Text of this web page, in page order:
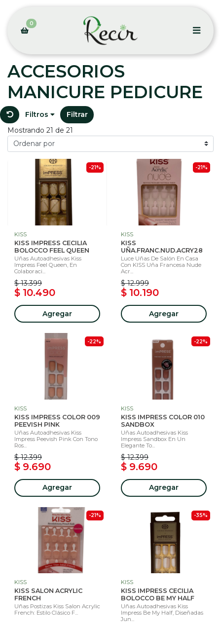
0
ACCESORIOS
MANICURE PEDICURE
Filtros
Filtrar
Mostrando 21 de 21
-21%
KISS
KISS IMPRESS CECILIA
BOLOCCO FEEL QUEEN
Uñas Autoadhesivas Kiss
Impress Feel Queen, En
Colaboraci...
$ 13.399
$ 10.490
Agregar
-21%
KISS
KISS
UÑA.FRANC.NUD.ACRY28
Luce Uñas De Salón En Casa
Con KISS Uña Francesa Nude
Acr...
$ 12.999
$ 10.190
Agregar
-22%
KISS
KISS IMPRESS COLOR 009
PEEVISH PINK
Uñas Autoadhesivas Kiss
Impress Peevish Pink Con Tono
Ros...
$ 12.399
$ 9.690
Agregar
-22%
KISS
KISS IMPRESS COLOR 010
SANDBOX
Uñas Autoadhesivas Kiss
Impress Sandbox En Un
Elegante To...
$ 12.399
$ 9.690
Agregar
-21%
KISS
KISS SALON ACRYLIC
FRENCH
Uñas Postizas Kiss Salon Acrylic
French: Estilo Clásico F...
-35%
KISS
KISS IMPRESS CECILIA
BOLOCCO BE MY HALF
Uñas Autoadhesivas Kiss
Impress Be My Half, Diseñadas
Jun...